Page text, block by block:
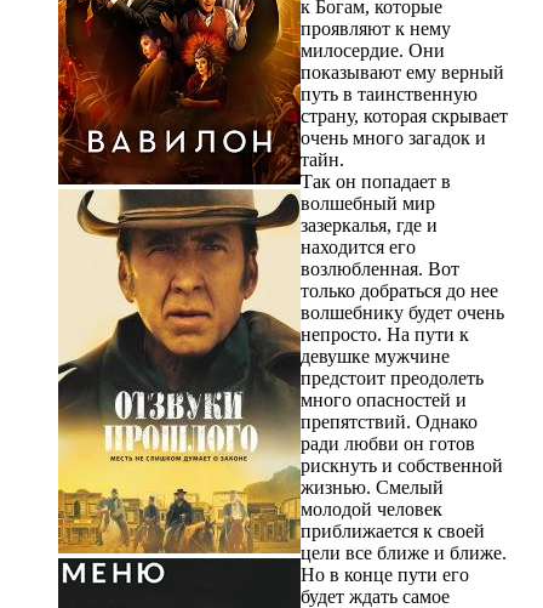
к Богам, которые
проявляют к нему
милосердие. Они
показывают ему верный
путь в таинственную
страну, которая скрывает
очень много загадок и
тайн.
Так он попадает в
волшебный мир
зазеркалья, где и
находится его
возлюбленная. Вот
только добраться до нее
волшебнику будет очень
непросто. На пути к
девушке мужчине
предстоит преодолеть
много опасностей и
препятствий. Однако
ради любви он готов
рискнуть и собственной
жизнью. Смелый
молодой человек
приближается к своей
цели все ближе и ближе.
Но в конце пути его
будет ждать самое